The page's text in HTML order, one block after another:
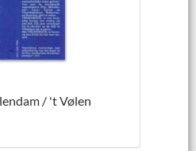
/ 't Vølen